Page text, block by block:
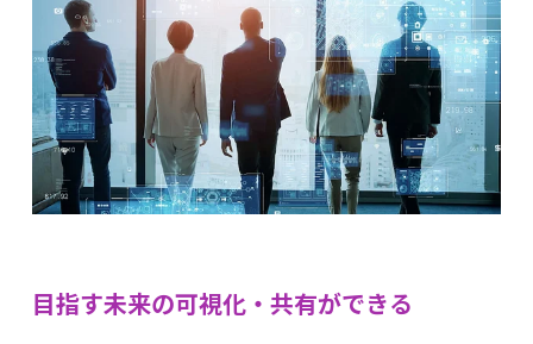
目指す未来の可視化・共有ができる